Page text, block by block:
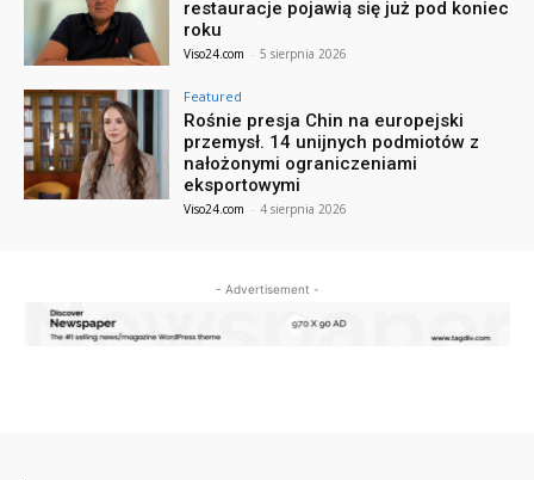
restauracje pojawią się już pod koniec
roku
Viso24.com - 5 sierpnia 2026
Featured
Rośnie presja Chin na europejski
przemysł. 14 unijnych podmiotów z
nałożonymi ograniczeniami
eksportowymi
Viso24.com - 4 sierpnia 2026
- Advertisement -